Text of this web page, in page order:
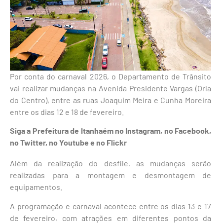
Por conta do carnaval 2026, o Departamento de Trânsito
vai realizar mudanças na Avenida Presidente Vargas (Orla
do Centro), entre as ruas Joaquim Meira e Cunha Moreira
entre os dias 12 e 18 de fevereiro.
Siga a Prefeitura de Itanhaém no Instagram, no Facebook,
noTwitter, noYoutube e no Flickr
Além da realização do desfile, as mudanças serão
realizadas para a montagem e desmontagem de
equipamentos.
A programação e carnaval acontece entre os dias 13 e 17
de fevereiro, com atrações em diferentes pontos da